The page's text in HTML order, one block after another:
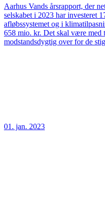
Aarhus Vands årsrapport, der
selskabet i 2023 har investeret
afløbssystemet og i
658 mio. kr. Det skal være med
modstandsdygtig over for de
01. jan. 2023